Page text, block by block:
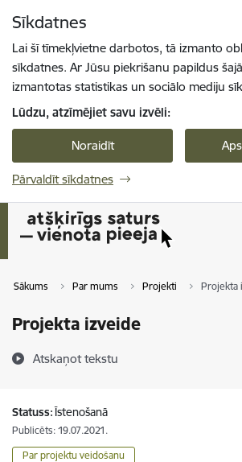
Sīkdatnes
Lai šī tīmekļvietne darbotos, tā izmanto
sīkdatnes. Ar Jūsu piekrišanu papildus
izmantotas statistikas un sociālo mediju
Lūdzu, atzīmējiet savu izvēli:
Noraidīt
Pārvaldīt sīkdatnes
Sākums Par mums Projekti Projekta
Projekta izveide
Atskaņot tekstu
Statuss:Īstenošanā
Publicēts: 19.07.2021.
Par projektu veidošanu